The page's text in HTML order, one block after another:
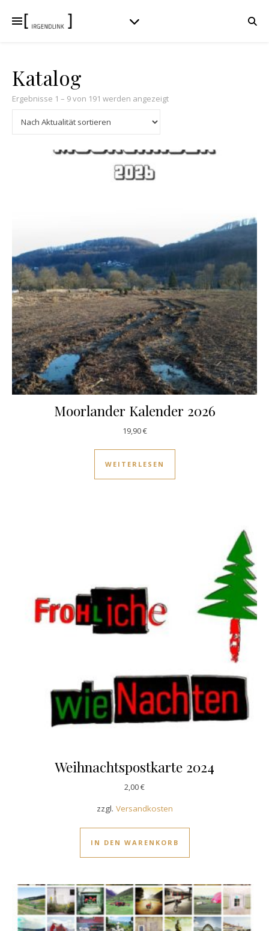
Katalog
Ergebnisse 1 – 9 von 191 werden angezeigtNach Aktualität sortiert
Moorlander Kalender 2026
19,90€
WEITERLESEN
Weihnachtspostkarte 2024
2,00€
zzgl. Versandkosten
IN DEN WARENKORB